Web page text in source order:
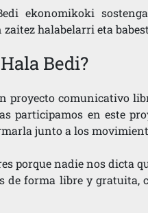
ekonomikoki
halabelarri eta
Bedi?
proyecto comunicativo
participamos en este
junto a los
porque nadie nos dicta
de forma libre y gratuita,